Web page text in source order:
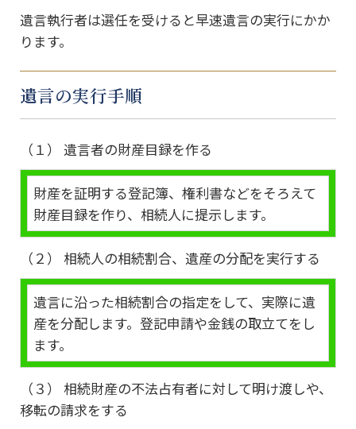
遺言執行者は選任を受けると早速遺言の実行にかか
ります。
遺言の実行手順
（１） 遺言者の財産目録を作る
財産を証明する登記簿、権利書などをそろえて
財産目録を作り、相続人に提示します。
（２） 相続人の相続割合、遺産の分配を実行する
遺言に沿った相続割合の指定をして、実際に遺
産を分配します。登記申請や金銭の取立てをし
ます。
（３） 相続財産の不法占有者に対して明け渡しや、
移転の請求をする